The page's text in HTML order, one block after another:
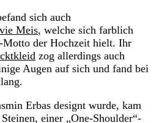
sich auch
Meis, welche sich farblich
Motto der Hochzeit hielt. Ihr
zog allerdings auch
Augen auf sich und fand bei
Erbas designt wurde, kam
einer „One-Shoulder“-